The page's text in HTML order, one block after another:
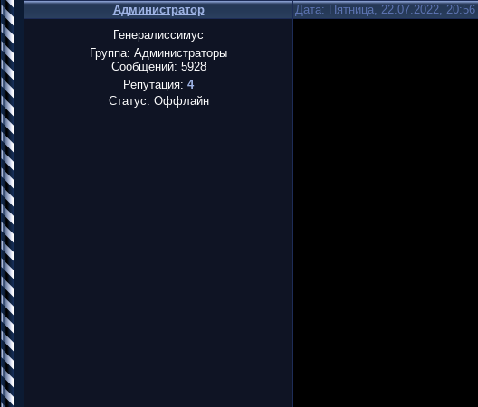
Администратор
Дата: Пятница, 22.07.2022,
Генералиссимус
Группа: Администраторы
Сообщений: 5928
Репутация: 4
Статус: Оффлайн